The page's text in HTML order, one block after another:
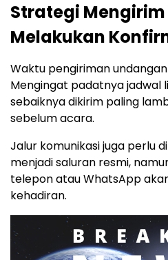
Strategi
Melakukan
Waktu pengiriman
Mengingat padatnya jadwal
sebaiknya dikirim paling
sebelum acara.
Jalur komunikasi juga perlu
menjadi saluran resmi,
telepon atau WhatsApp
kehadiran.